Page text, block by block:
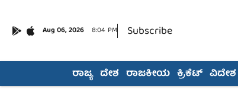
Aug 06, 2026 8:04 PM Subscribe
ರಾಜ್ಯ ದೇಶ ರಾಜಕೀಯ ಕ್ರಿಕೆಟ್ ವಿದೇಶ